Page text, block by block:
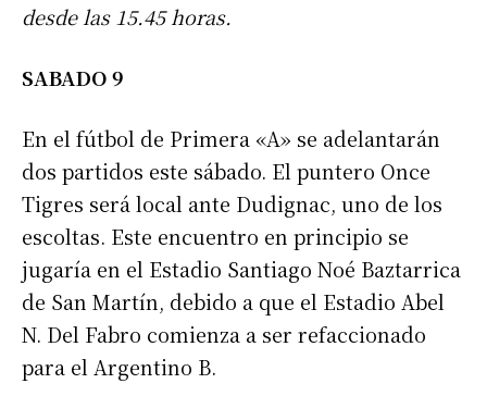
desde las 15.45 horas.
SABADO 9
En el fútbol de Primera «A» se adelantarán
dos partidos este sábado. El puntero Once
Tigres será local ante Dudignac, uno de los
escoltas. Este encuentro en principio se
jugaría en el Estadio Santiago Noé Baztarrica
de San Martín, debido a que el Estadio Abel
N. Del Fabro comienza a ser refaccionado
para el Argentino B.